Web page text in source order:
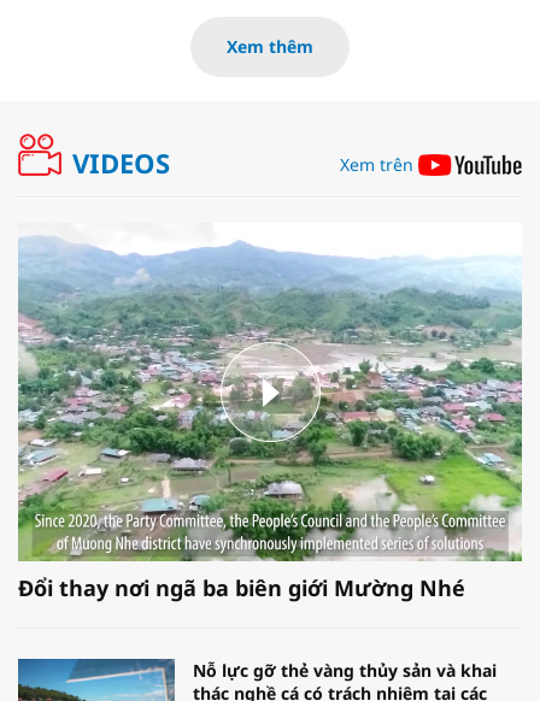
Xem thêm
VIDEOS Xem trên
Đổi thay nơi ngã ba biên giới Mường Nhé
Nỗ lực gỡ thẻ vàng thủy sản và khai
thác nghề cá có trách nhiệm tại các